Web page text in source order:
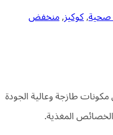
صحية,كوكيز,منخفض
طازجة وعالية الجودة
المغذية.